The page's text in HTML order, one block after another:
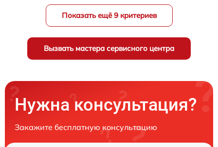
Показать ещё 9 критериев
Вызвать мастера сервисного центра
Нужна консультация?
Закажите бесплатную консультацию